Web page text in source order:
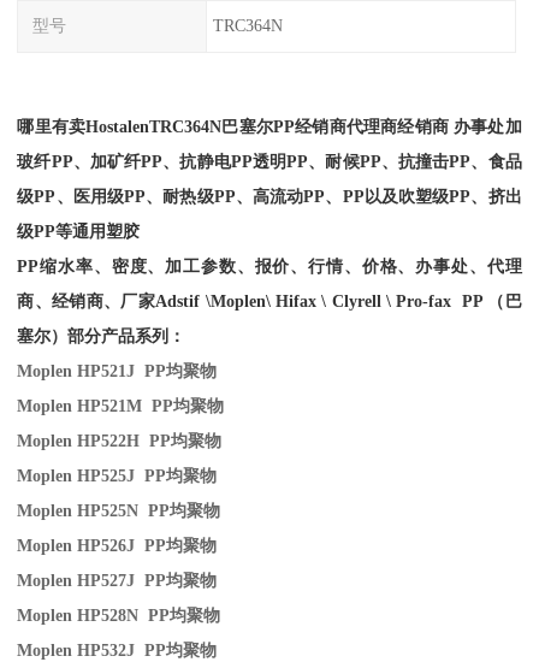
型号 TRC364N
哪里有卖HostalenTRC364N 巴塞尔PP经销商代理商经销商 办事处加
玻纤PP、加矿纤PP、抗静电PP透明PP、耐候PP、抗撞击PP、食品
级PP、医用级PP、耐热级PP、高流动PP、PP以及吹塑级PP、挤出
级PP等通用塑胶
PP缩水率、密度、加工参数、报价、行情、价格、办事处、代理
商、经销商、厂家Adstif \Moplen\ Hifax \ Clyrell \ Pro-fax PP （巴
塞尔）部分产品系列：
Moplen HP521J PP均聚物
Moplen HP521M PP均聚物
Moplen HP522H PP均聚物
Moplen HP525J PP均聚物
Moplen HP525N PP均聚物
Moplen HP526J PP均聚物
Moplen HP527J PP均聚物
Moplen HP528N PP均聚物
Moplen HP532J PP均聚物